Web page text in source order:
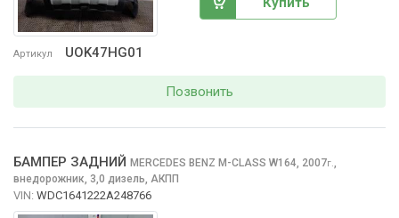
Артикул UOK47HG01
Позвонить
БАМПЕР ЗАДНИЙ MERCEDES BENZ M-CLASS W164, 2007г.,
внедорожник, 3,0 дизель, АКПП
VIN: WDC1641222A248766